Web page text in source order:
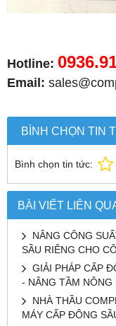
Hotline:
Email:
BÌNH CHỌN TIN
Bình chọn tin tức:
BÀI VIẾT LIÊN
NÂNG CÔNG
SẦU RIÊNG CHO
GIẢI PHÁP CẤP
- NÂNG TẦM NÔNG
NHÀ THẦU
MÁY CẤP ĐÔNG